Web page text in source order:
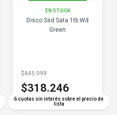
EN STOCK
Disco Ssd Sata 1tb Wd
Green
6 cuotas sin interés sobre el precio de
lista
$445.099
$318.246